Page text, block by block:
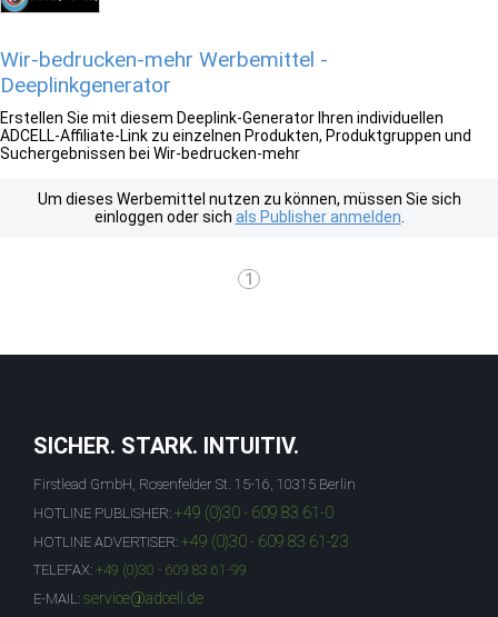
Wir-bedrucken-mehr Werbemittel -
Deeplinkgenerator
Erstellen Sie mit diesem Deeplink-Generator Ihren individuellen
ADCELL-Affiliate-Link zu einzelnen Produkten, Produktgruppen und
Suchergebnissen bei Wir-bedrucken-mehr
Um dieses Werbemittel nutzen zu können, müssen Sie sich
einloggen oder sich als Publisher anmelden
1
SICHER. STARK. INTUITIV.
Firstlead GmbH, Rosenfelder St. 15-16, 10315 Berlin
HOTLINE PUBLISHER: +49 (0)30 - 609 83 61-0
HOTLINE ADVERTISER: +49 (0)30 - 609 83 61-23
TELEFAX: +49 (0)30 - 609 83 61-99
E-MAIL: service@adcell.de